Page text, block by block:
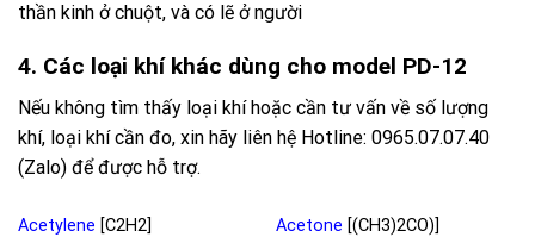
thần kinh ở chuột, và có lẽ ở người
4. Các loại khí khác dùng cho model PD-12
Nếu không tìm thấy loại khí hoặc cần tư vấn về số lượng
khí, loại khí cần đo, xin hãy liên hệ Hotline: 0965.07.07.40
(Zalo) để được hỗ trợ.
Acetylene [C2H2] Acetone [(CH3)2CO)]